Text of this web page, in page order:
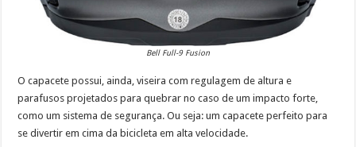
Bell Full-9 Fusion
O capacete possui, ainda, viseira com regulagem de altura e
parafusos projetados para quebrar no caso de um impacto forte,
como um sistema de segurança. Ou seja: um capacete perfeito para
se divertir em cima da bicicleta em alta velocidade.